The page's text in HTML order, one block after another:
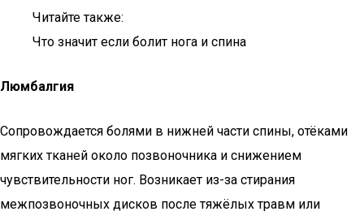
Читайте также:
Что значит если болит нога и спина
Люмбалгия
Сопровождается болями в нижней части спины, отёками
мягких тканей около позвоночника и снижением
чувствительности ног. Возникает из-за стирания
межпозвоночных дисков после тяжёлых травм или